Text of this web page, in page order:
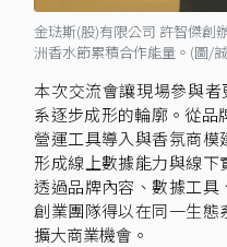
金琺斯(股)有限公司 許智傑創
洲香水節累積合作能量。(圖/
本次交流會讓現場參與
系逐步成形的輪廓。從品
營運工具導入與香氛商模
形成線上數據能力與線下
透過品牌內容、數據工具
創業團隊得以在同一生態
擴大商業機會。